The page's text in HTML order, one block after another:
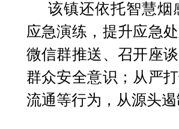
该镇还依托智慧烟
应急演练，提升应急
微信群推送、召开座
群众安全意识；从严
流通等行为，从源头